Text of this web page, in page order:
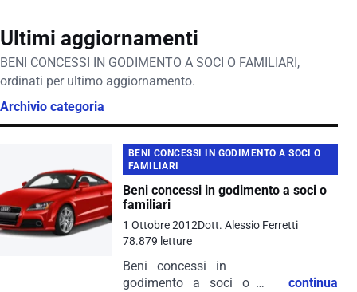
Ultimi aggiornamenti
BENI CONCESSI IN GODIMENTO A SOCI O FAMILIARI,
ordinati per ultimo aggiornamento.
Archivio categoria
BENI CONCESSI IN GODIMENTO A SOCI O
FAMILIARI
Beni concessi in godimento a soci o
familiari
1 Ottobre 2012Dott. Alessio Ferretti
78.879 letture
Beni concessi in
godimento a soci o
continua